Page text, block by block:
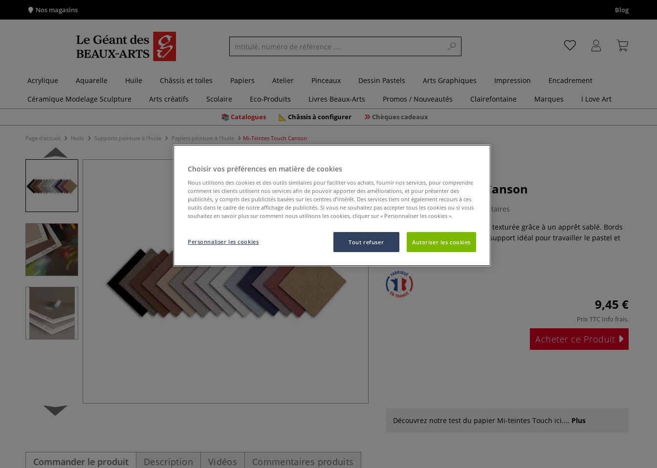
Nos magasins Blog
Acrylique Aquarelle Huile Châssis et toiles Papiers Atelier Pinceaux Dessin Pastels Arts Graphiques Impression
Encadrement
Céramique Modelage Sculpture
Arts créatifs Scolaire Eco-Produits Livres Beaux-Arts Promos / Nouveautés Clairefontaine Marques I Love Art
Catalogues Châssis à configurer Chèques cadeaux
Page d'accueil Huile Supports peinture à l'huile Papiers peinture à l'huile Mi-Teintes Touch Canson
Mi-Teintes Touch Canson
11 Commentaires
Surface micro-abrasive, finement texturée grâce à un apprêt sablé. Bords
blancs.Mi-Teintes® Touch est le support idéal pour travailler le pastel et
9,45 €
Prix TTC Info frais.
Acheter ce Produit
Découvrez notre test du papier Mi-teintes Touch ici.... Plus
Commander le produit Description Vidéos Commentaires produits
Choisir vos préférences en matière de cookies
Nous utilisons des cookies et des outils similaires pour faciliter vos achats, fournir nos services, pour comprendre
comment les clients utilisent nos services afin de pouvoir apporter des améliorations, et pour présenter des
publicités, y compris des publicités basées sur les centres d’intérêt. Des services tiers ont également recours à ces
outils dans le cadre de notre affichage de publicités. Si vous ne souhaitez pas accepter tous les cookies ou si vous
souhaitez en savoir plus sur comment nous utilisons les cookies, cliquer sur « Personnaliser les cookies ».
Tout refuser Autoriser les cookies
Personnaliser les cookies